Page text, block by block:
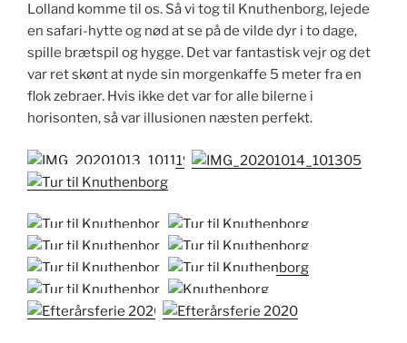
Lolland komme til os. Så vi tog til Knuthenborg, lejede
en safari-hytte og nød at se på de vilde dyr i to dage,
spille brætspil og hygge. Det var fantastisk vejr og det
var ret skønt at nyde sin morgenkaffe 5 meter fra en
flok zebraer. Hvis ikke det var for alle bilerne i
horisonten, så var illusionen næsten perfekt.